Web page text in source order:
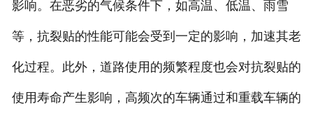
影响。在恶劣的气候条件下，如高温、低温、雨雪
等，抗裂贴的性能可能会受到一定的影响，加速其老
化过程。此外，道路使用的频繁程度也会对抗裂贴的
使用寿命产生影响，高频次的车辆通过和重载车辆的